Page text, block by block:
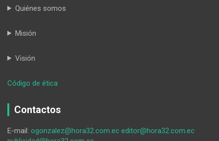
Quiénes somos
Misión
Visión
Código de ética
la
reunirá
Contactos
E-mail: ogonzalez@hora32.com.ec editor@hora32.com.ec